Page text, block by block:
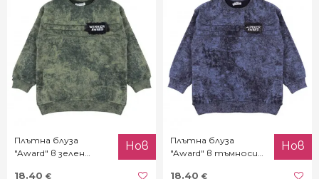
Плътна блуза
"Award" в зелен
Нов
18.40 €
Плътна блуза
"Award" в тъмносин
Нов
18.40 €